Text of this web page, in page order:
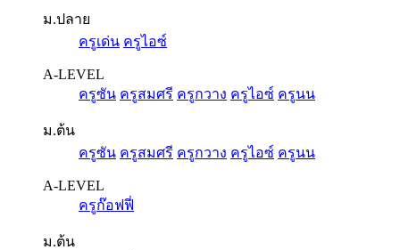
ม.ปลาย
ครูเด่น ครูไอซ์
A-LEVEL
ครูซัน ครูสมศรี ครูกวาง ครูไอซ์ ครูนน
ม.ต้น
ครูซัน ครูสมศรี ครูกวาง ครูไอซ์ ครูนน
A-LEVEL
ครูก๊อฟฟี่
ม.ต้น